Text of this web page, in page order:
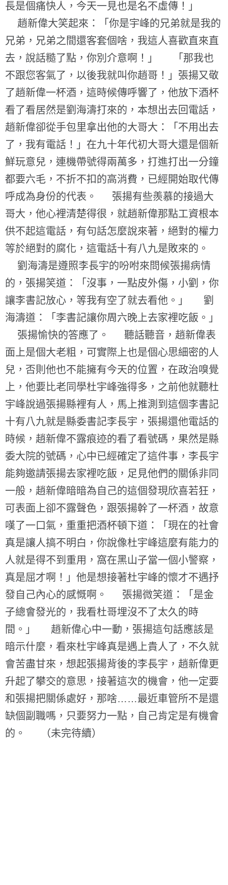
長是個痛快人，今天一見也是名不虛傳！」
趙新偉大笑起來：「你是宇峰的兄弟就是我的
兄弟，兄弟之間還客套個啥，我這人喜歡直來直
去，說話糙了點，你別介意啊！」 「那我也
不跟您客氣了，以後我就叫你趙哥！」張揚又敬
了趙新偉一杯酒，這時候傳呼響了，他放下酒杯
看了看居然是劉海濤打來的，本想出去回電話，
趙新偉卻從手包里拿出他的大哥大：「不用出去
了，我有電話！」在九十年代初大哥大還是個新
鮮玩意兒，連機帶號得兩萬多，打進打出一分鐘
都要六毛，不折不扣的高消費，已經開始取代傳
呼成為身份的代表。 張揚有些羨慕的接過大
哥大，他心裡清楚得很，就趙新偉那點工資根本
供不起這電話，有句話怎麼說來著，絕對的權力
等於絕對的腐化，這電話十有八九是敗來的。
劉海濤是遵照李長宇的吩咐來問候張揚病情
的，張揚笑道：「沒事，一點皮外傷，小劉，你
讓李書記放心，等我有空了就去看他。」 劉
海濤道：「李書記讓你周六晚上去家裡吃飯。」
張揚愉快的答應了。 聽話聽音，趙新偉表
面上是個大老粗，可實際上也是個心思細密的人
兒，否則他也不能擁有今天的位置，在政治嗅覺
上，他要比老同學杜宇峰強得多，之前他就聽杜
宇峰說過張揚縣裡有人，馬上推測到這個李書記
十有八九就是縣委書記李長宇，張揚還他電話的
時候，趙新偉不露痕迹的看了看號碼，果然是縣
委大院的號碼，心中已經確定了這件事，李長宇
能夠邀請張揚去家裡吃飯，足見他們的關係非同
一般，趙新偉暗暗為自己的這個發現欣喜若狂，
可表面上卻不露聲色，跟張揚幹了一杯酒，故意
嘆了一口氣，重重把酒杯頓下道：「現在的社會
真是讓人搞不明白，你說像杜宇峰這麼有能力的
人就是得不到重用，窩在黑山子當一個小警察，
真是屈才啊！」他是想接著杜宇峰的懷才不遇抒
發自己內心的感慨啊。 張揚微笑道：「是金
子總會發光的，我看杜哥埋沒不了太久的時
間。」 趙新偉心中一動，張揚這句話應該是
暗示什麼，看來杜宇峰真是遇上貴人了，不久就
會苦盡甘來，想起張揚背後的李長宇，趙新偉更
升起了攀交的意思，接著這次的機會，他一定要
和張揚把關係處好，那啥……最近車管所不是還
缺個副職嗎，只要努力一點，自己肯定是有機會
的。 （未完待續）